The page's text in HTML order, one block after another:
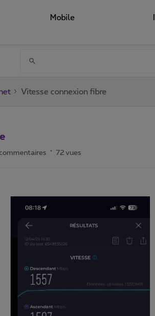
Mobile
Vitesse connexion fibre
72 vues